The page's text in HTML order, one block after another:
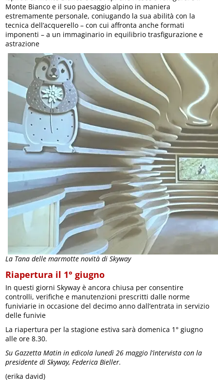
Monte Bianco e il suo paesaggio alpino in maniera
estremamente personale, coniugando la sua abilità con la
tecnica dell’acquerello – con cui affronta anche formati
imponenti – a un immaginario in equilibrio trasfigurazione e
astrazione
La Tana delle marmotte novità di Skyway
Riapertura il 1° giugno
In questi giorni Skyway è ancora chiusa per consentire
controlli, verifiche e manutenzioni prescritti dalle norme
funiviarie in occasione del decimo anno dall’entrata in servizio
delle funivie
La riapertura per la stagione estiva sarà domenica 1° giugno
alle ore 8.30.
Su Gazzetta Matin in edicola lunedì 26 maggio l’intervista con la
presidente di Skyway, Federica Bieller.
(erika david)